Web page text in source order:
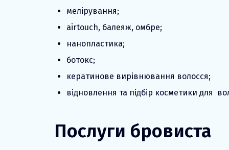
мелірування;
airtouch, балеяж, омбре;
нанопластика;
ботокс;
кератинове вирівнювання волосся;
відновлення та підбір косметики для
Послуги бровиста